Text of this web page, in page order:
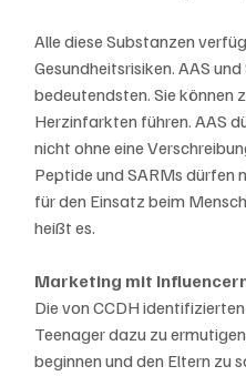
Alle diese Substanzen
Gesundheitsrisiken. AAS
bedeutendsten. Sie können
Herzinfarkten führen. AAS
nicht ohne eine
Peptide und SARMs dürfen
für den Einsatz beim
heißt es.
Marketing mit
Die von CCDH
Teenager dazu zu
beginnen und den Eltern zu